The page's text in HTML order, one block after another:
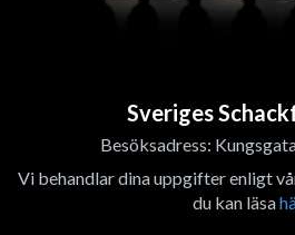
Sveriges
Besöksadress:
Vi behandlar dina uppgifter enligt
du kan läsa